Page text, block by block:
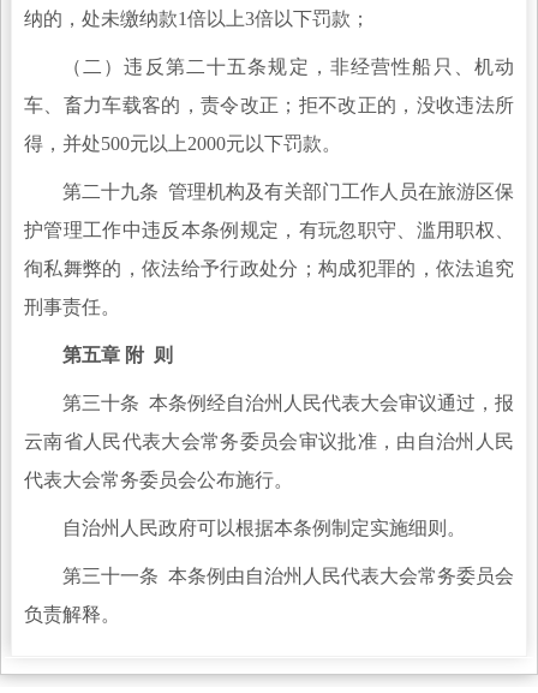
纳的，处未缴纳款1倍以上3倍以下罚款；
（二）违反第二十五条规定，非经营性船只、机动
车、畜力车载客的，责令改正；拒不改正的，没收违法所
得，并处500元以上2000元以下罚款。
第二十九条 管理机构及有关部门工作人员在旅游区保
护管理工作中违反本条例规定，有玩忽职守、滥用职权、
徇私舞弊的，依法给予行政处分；构成犯罪的，依法追究
刑事责任。
第五章 附 则
第三十条 本条例经自治州人民代表大会审议通过，报
云南省人民代表大会常务委员会审议批准，由自治州人民
代表大会常务委员会公布施行。
自治州人民政府可以根据本条例制定实施细则。
第三十一条 本条例由自治州人民代表大会常务委员会
负责解释。